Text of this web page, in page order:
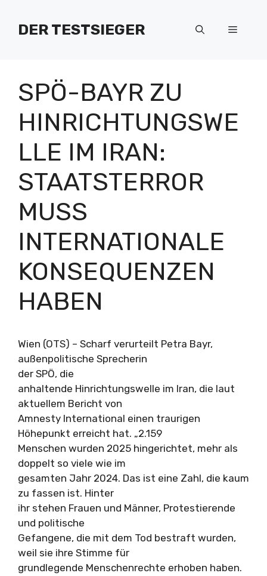
Inhalt
springenDER TESTSIEGER Menü
SPÖ-BAYR ZU
HINRICHTUNGSWE
LLE IM IRAN:
STAATSTERROR
MUSS
INTERNATIONALE
KONSEQUENZEN
HABEN
Wien (OTS) – Scharf verurteilt Petra Bayr,
außenpolitische Sprecherin
der SPÖ, die
anhaltende Hinrichtungswelle im Iran, die laut
aktuellem Bericht von
Amnesty International einen traurigen
Höhepunkt erreicht hat. „2.159
Menschen wurden 2025 hingerichtet, mehr als
doppelt so viele wie im
gesamten Jahr 2024. Das ist eine Zahl, die kaum
zu fassen ist. Hinter
ihr stehen Frauen und Männer, Protestierende
und politische
Gefangene, die mit dem Tod bestraft wurden,
weil sie ihre Stimme für
grundlegende Menschenrechte erhoben haben.